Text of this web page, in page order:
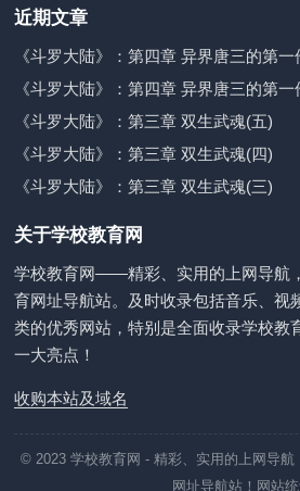
近期文章
《斗罗大陆》：第四章 异界唐三的第
《斗罗大陆》：第四章 异界唐三的第
《斗罗大陆》：第三章 双生武魂(五)
《斗罗大陆》：第三章 双生武魂(四)
《斗罗大陆》：第三章 双生武魂(三)
关于学校教育网
学校教育网——精彩、实用的上网导航
育网址导航站。及时收录包括音乐、视
类的优秀网站，特别是全面收录学校教
一大亮点！
收购本站及域名
© 2023学校教育网 - 精彩、实用的上网导
网址导航站！ 网站